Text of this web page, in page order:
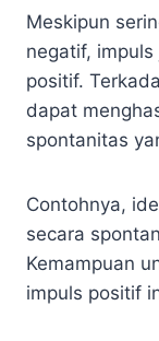
Meskipun
negatif,
positif.
dapat
spontanitas
Contohnya,
secara
Kemampuan
impuls positif